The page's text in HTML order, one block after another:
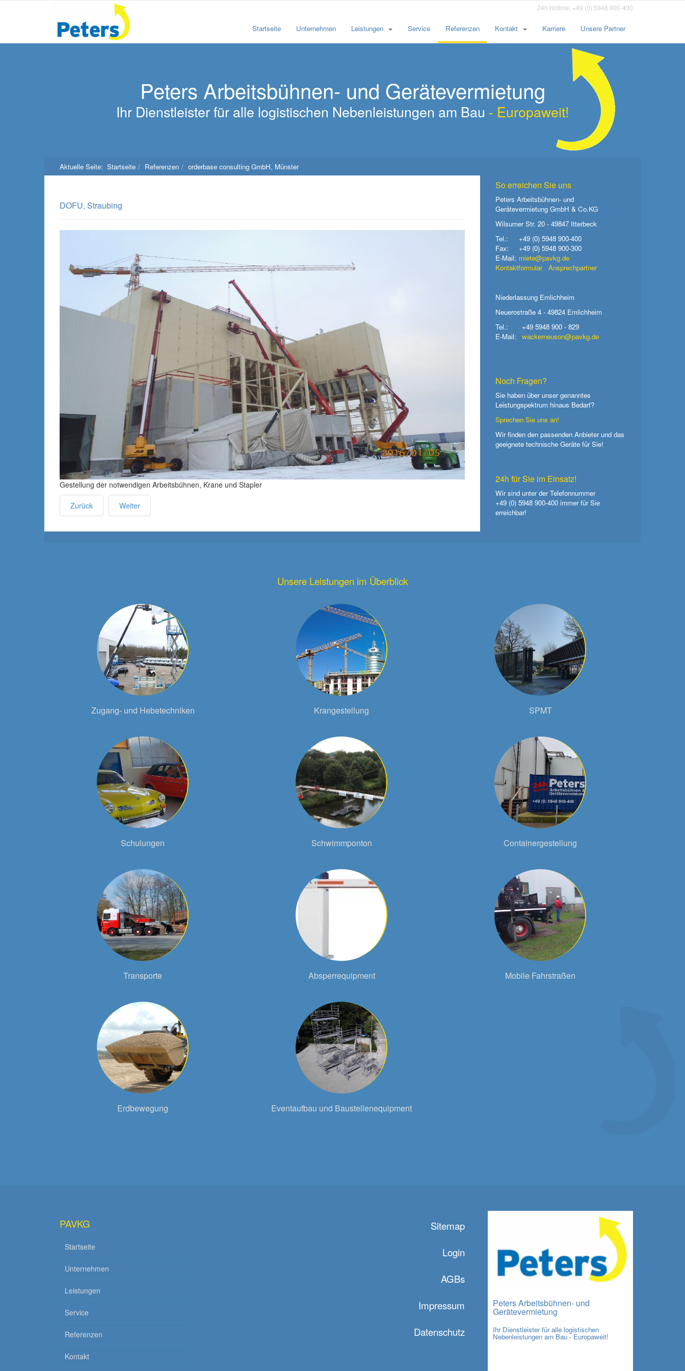
24h Hotline: +49 (0) 5948 900-400
Startseite Unternehmen Leistungen Service Referenzen Kontakt Karriere Unsere Partner
Peters Arbeitsbühnen- und Gerätevermietung
Ihr Dienstleister für alle logistischen Nebenleistungen am Bau - Europaweit!
Aktuelle Seite: Startseite Referenzen orderbase consulting GmbH, Münster
DOFU, Straubing
Gestellung der notwendigen Arbeitsbühnen, Krane und Stapler
Zurück Weiter
So erreichen Sie uns
Peters Arbeitsbühnen- und
Gerätevermietung GmbH & Co.KG
Wilsumer Str. 20 - 49847 Itterbeck
Tel.:
+49 (0) 5948 900-400
Fax:
+49 (0) 5948 900-300
E-Mail: miete@pavkg.de
Kontaktformular
Ansprechpartner
Niederlassung Emlichheim
Neuerostraße 4 - 49824 Emlichheim
Tel.:
+49 5948 900 - 829
E-Mail:
wackerneuson@pavkg.de
Noch Fragen?
Sie haben über unser genanntes
Leistungspektrum hinaus Bedarf?
Sprechen Sie uns an!
Wir finden den passenden Anbieter und das
geeignete technische Geräte für Sie!
24h für Sie im Einsatz!
Wir sind unter der Telefonnummer
+49 (0) 5948 900-400 immer für Sie
erreichbar!
Unsere Leistungen im Überblick
Zugang- und Hebetechniken Krangestellung SPMT
Schulungen Schwimmponton Containergestellung
Transporte Absperrequipment Mobile Fahrstraßen
Erdbewegung Eventaufbau und Baustellenequipment
PAVKG
Startseite
Unternehmen
Leistungen
Service
Referenzen
Kontakt
Sitemap
Login
AGBs
Impressum
Datenschutz
Peters Arbeitsbühnen- und
Gerätevermietung
Ihr Dienstleister für alle logistischen
Nebenleistungen am Bau - Europaweit!